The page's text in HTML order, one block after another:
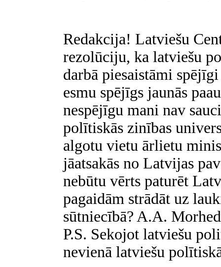
Redakcija! Latviešu
rezolūciju, ka latviešu
darbā piesaistāmi
esmu spējīgs jaunās
nespējīgu mani nav
polītiskās zinības
algotu vietu ārlietu
jāatsakās no Latvijas
nebūtu vērts paturēt
pagaidām strādāt uz
sūtniecībā? A.A.
P.S. Sekojot latviešu
nevienā latviešu